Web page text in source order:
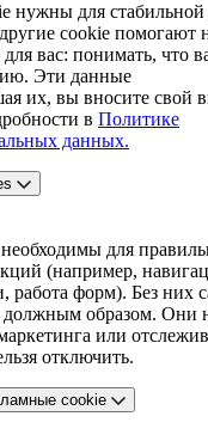
нужны для стабильной
cookie помогают
для вас: понимать, что
Эти данные
их, вы вносите свой
в Политике
данных.
для
(например,
работа форм). Без них
должным образом. Они
или
отключить.
cookie